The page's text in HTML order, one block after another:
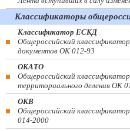
Классификаторы
Классификатор ЕСКД
Общероссийский
документов ОК 012-93
ОКАТО
Общероссийский
территориального деления ОК
ОКВ
Общероссийский
014-2000